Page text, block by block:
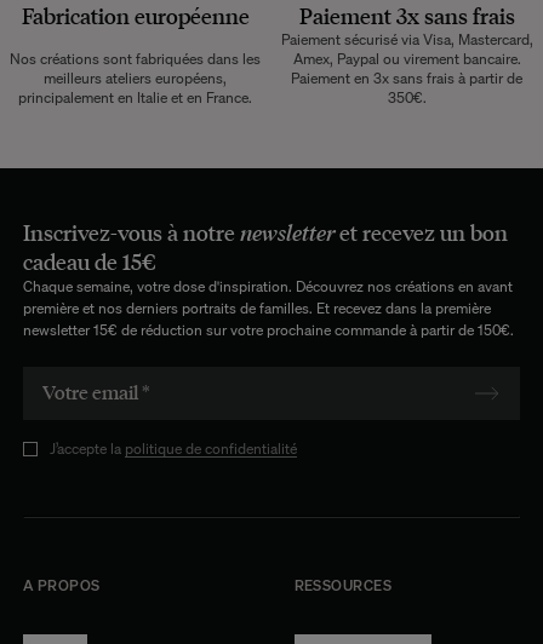
Fabrication européenne
Nos créations sont fabriquées dans les
meilleurs ateliers européens,
principalement en Italie et en France.
Paiement 3x sans frais
Paiement sécurisé via Visa, Mastercard,
Amex, Paypal ou virement bancaire.
Paiement en 3x sans frais à partir de
350€.
Inscrivez-vous à notre newsletteret recevez un bon
cadeau de 15€
Chaque semaine, votre dose d'inspiration. Découvrez nos créations en avant
première et nos derniers portraits de familles. Et recevez dans la première
newsletter 15€ de réduction sur votre prochaine commande à partir de 150€.
J’accepte la politique de confidentialité
A PROPOS RESSOURCES